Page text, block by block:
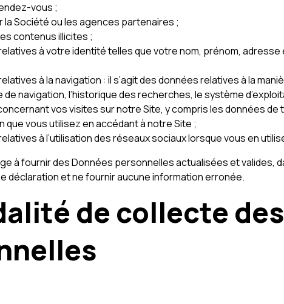
vous ;
Société ou les agences partenaires ;
contenus illicites ;
à votre identité telles que votre nom, prénom,
à la navigation : il s’agit des données relatives à la
de navigation, l’historique des recherches, le système
vos visites sur notre Site, y compris les données
que vous utilisez en accédant à notre Site ;
à l’utilisation des réseaux sociaux lorsque vous en
à fournir des Données personnelles actualisées et
déclaration et ne fournir aucune information erronée.
de collecte